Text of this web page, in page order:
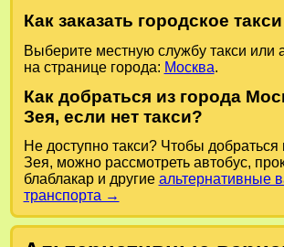
Как заказать городское
Выберите местную службу такси или
на странице города: Москва.
Как добраться из города
Зея, если нет такси?
Не доступно такси? Чтобы добраться
Зея, можно рассмотреть автобус,
блаблакар и другие альтернативные
транспорта →